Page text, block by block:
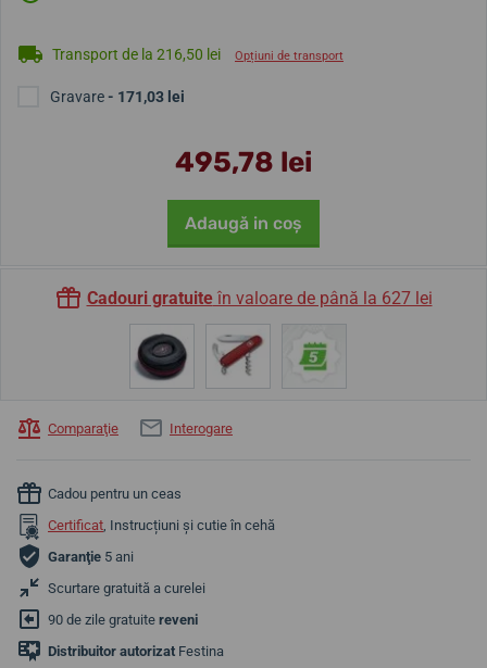
Transport de la 216,50 lei Opțiuni de transport
Gravare- 171,03 lei
495,78 lei
Adaugă in coş
Cadouri gratuiteîn valoare de până la 627 lei
Comparaţie Interogare
Cadou pentru un ceas
Certificat, Instrucțiuni și cutie în cehă
Garanţie 5 ani
Scurtare gratuită a curelei
90 de zile gratuite reveni
Distribuitor autorizat Festina